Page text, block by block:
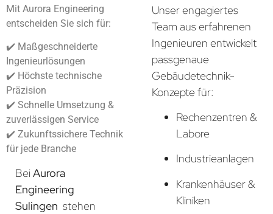
Mit Aurora Engineering
entscheiden Sie sich für:
✔️ Maßgeschneiderte
Ingenieurlösungen
✔️ Höchste technische
Präzision
✔️ Schnelle Umsetzung &
zuverlässigen Service
✔️ Zukunftssichere Technik
für jede Branche
BeiAurora
Engineering
Sulingen stehen
Unser engagiertes
Team aus erfahrenen
Ingenieuren entwickelt
passgenaue
Gebäudetechnik-
Konzepte für:
Rechenzentren &
Labore
Industrieanlagen
Krankenhäuser &
Kliniken